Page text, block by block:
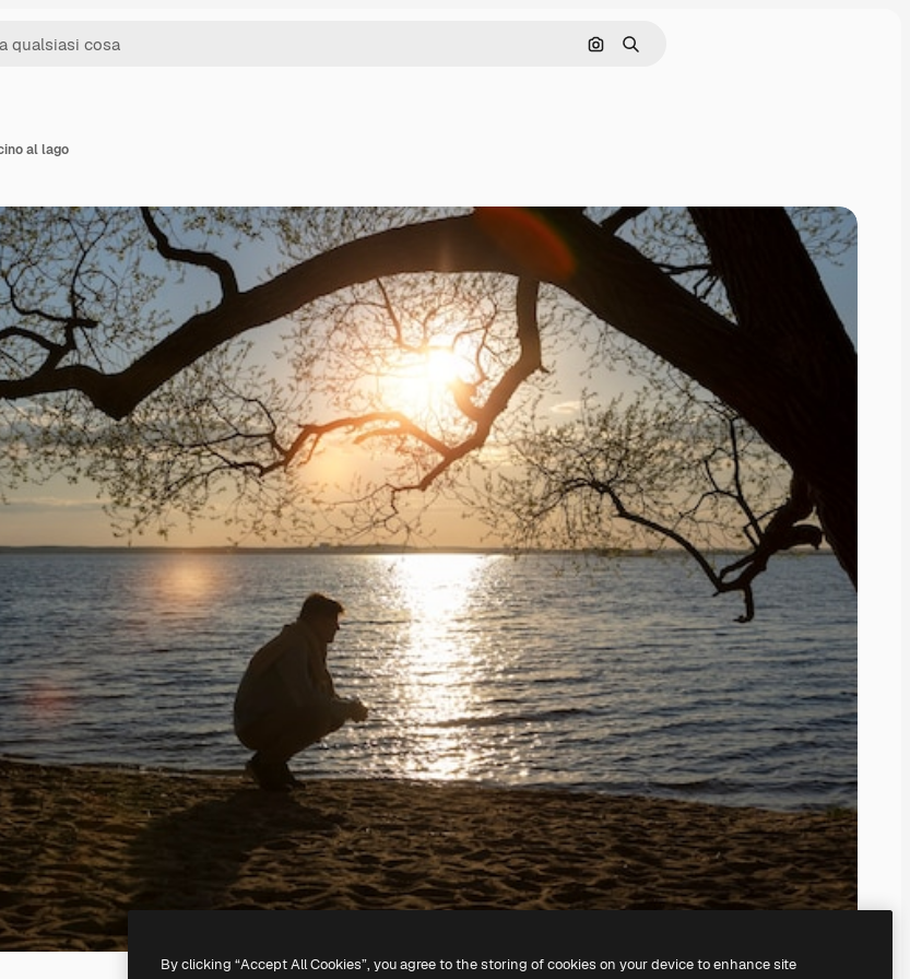
Cerca per immagine
Ricerca
al lago
By clicking “Accept All Cookies”, you agree to the storing of cookies on your device to enhance site